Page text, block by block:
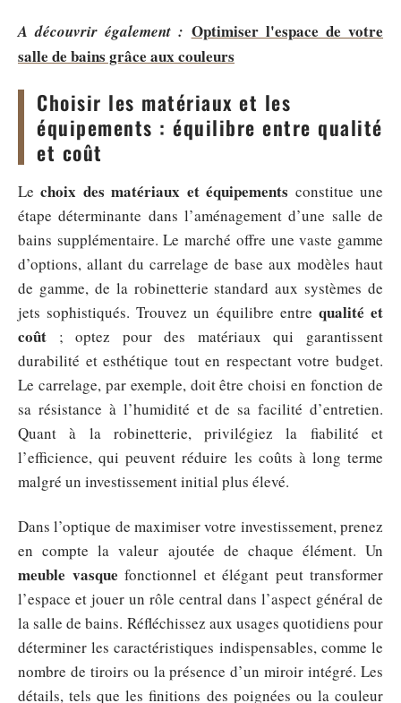
A découvrir également : Optimiser l'espace de votre
salle de bains grâce aux couleurs
Choisir les matériaux et les
équipements : équilibre entre qualité
et coût
Lechoix des matériaux et équipements constitue une
étape déterminante dans l’aménagement d’une salle de
bains supplémentaire. Le marché offre une vaste gamme
d’options, allant du carrelage de base aux modèles haut
de gamme, de la robinetterie standard aux systèmes de
jets sophistiqués. Trouvez un équilibre entre qualité et
coût ; optez pour des matériaux qui garantissent
durabilité et esthétique tout en respectant votre budget.
Le carrelage, par exemple, doit être choisi en fonction de
sa résistance à l’humidité et de sa facilité d’entretien.
Quant à la robinetterie, privilégiez la fiabilité et
l’efficience, qui peuvent réduire les coûts à long terme
malgré un investissement initial plus élevé.
Dans l’optique de maximiser votre investissement, prenez
en compte la valeur ajoutée de chaque élément. Un
meuble vasque fonctionnel et élégant peut transformer
l’espace et jouer un rôle central dans l’aspect général de
la salle de bains. Réfléchissez aux usages quotidiens pour
déterminer les caractéristiques indispensables, comme le
nombre de tiroirs ou la présence d’un miroir intégré. Les
détails, tels que les finitions des poignées ou la couleur